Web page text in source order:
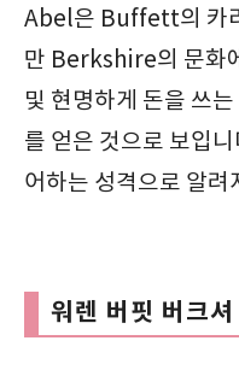
Abel은 Buffett의 카
만 Berkshire의 문화
및 현명하게 돈을 쓰
를 얻은 것으로 보입
어하는 성격으로 알려
워렌 버핏 버크